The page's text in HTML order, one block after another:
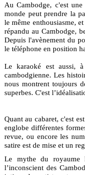
Au Cambodge, c'est
monde peut prendre la
le même enthousiasme,
répandu au Cambodge,
Depuis l'avènement du
le téléphone en position
Le karaoké est aussi,
cambodgienne. Les
nous montrent toujours
superbes. C'est
Quant au cabaret, c'est
englobe différentes
revue, ou encore les
satire est de mise et un
Le mythe du royaume
l’inconscient des